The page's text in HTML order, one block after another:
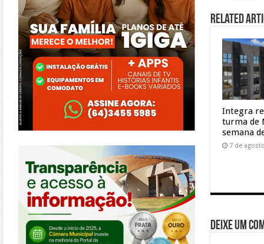
Related
Integra
turma de
semana
7 de
Deixe um
https://morrinhos.go.leg.br/